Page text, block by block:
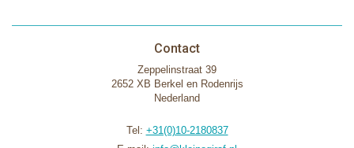
Contact
Zeppelinstraat 39
2652 XB Berkel en Rodenrijs
Nederland
Tel: +31(0)10-2180837